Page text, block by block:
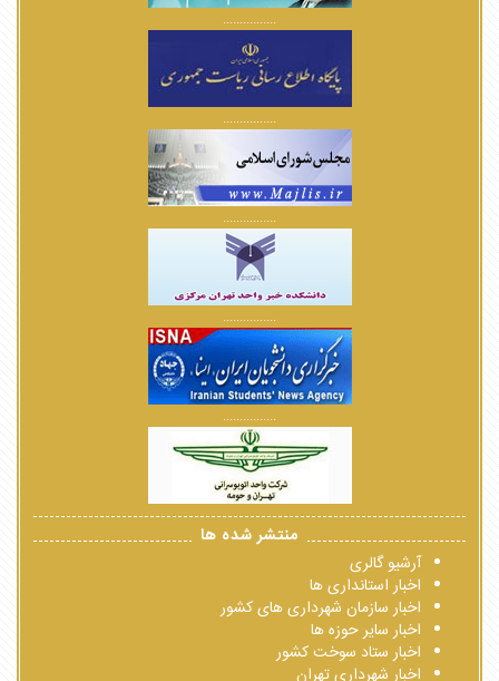
................
................
................
................
................
منتشر شده ها
آرشیو گالری
اخبار استانداری ها
اخبار سازمان شهرداری های کشور
اخبار سایر حوزه ها
اخبار ستاد سوخت کشور
اخبار شهرداری تهران